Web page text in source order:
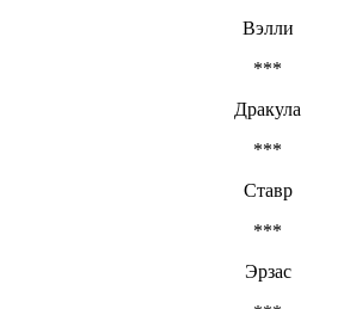
Вэлли
***
Дракула
***
Ставр
***
Эрзас